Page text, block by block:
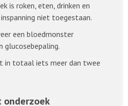
is roken, eten, drinken en
niet toegestaan.
een bloedmonster
glucosebepaling.
in totaal iets meer dan twee
onderzoek